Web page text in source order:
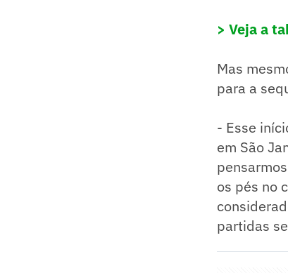
> Veja a
Mas
para a
- Esse
em São
os pés no
partidas